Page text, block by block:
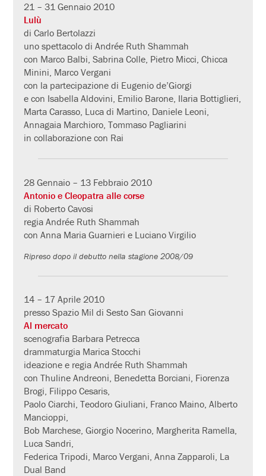
21 – 31 Gennaio 2010
Lulù
di Carlo Bertolazzi
uno spettacolo di Andrée Ruth Shammah
con Marco Balbi, Sabrina Colle, Pietro Micci, Chicca
Minini, Marco Vergani
con la partecipazione di Eugenio de’Giorgi
e con Isabella Aldovini, Emilio Barone, Ilaria Bottiglieri,
Marta Carasso, Luca di Martino, Daniele Leoni,
Annagaia Marchioro, Tommaso Pagliarini
in collaborazione con Rai
28 Gennaio – 13 Febbraio 2010
Antonio e Cleopatra alle corse
di Roberto Cavosi
regia Andrée Ruth Shammah
con Anna Maria Guarnieri e Luciano Virgilio
Ripreso dopo il debutto nella stagione 2008/09
14 – 17 Aprile 2010
presso Spazio Mil di Sesto San Giovanni
Al mercato
scenografia Barbara Petrecca
drammaturgia Marica Stocchi
ideazione e regia Andrée Ruth Shammah
con Thuline Andreoni, Benedetta Borciani, Fiorenza
Brogi, Filippo Cesaris,
Paolo Ciarchi, Teodoro Giuliani, Franco Maino, Alberto
Mancioppi,
Bob Marchese, Giorgio Nocerino, Margherita Ramella,
Luca Sandri,
Federica Tripodi, Marco Vergani, Anna Zapparoli, La
Dual Band